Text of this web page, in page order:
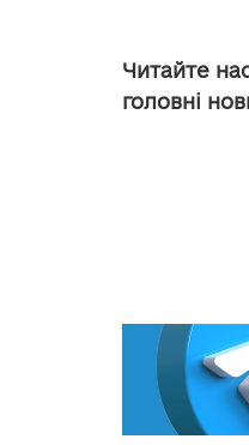
Читайте
головні